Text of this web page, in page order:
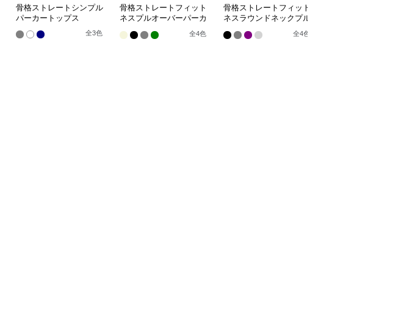
骨格ストレートシンプル
パーカートップス
全3色
骨格ストレートフィット
ネスプルオーバーパーカ
全4色
骨格ストレートフィット
ネスラウンドネックプル
全4色